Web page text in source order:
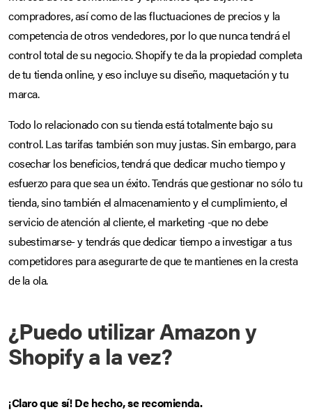
compradores, así como de las fluctuaciones de precios y la
competencia de otros vendedores, por lo que nunca tendrá el
control total de su negocio. Shopify te da la propiedad completa
de tu tienda online, y eso incluye su diseño, maquetación y tu
marca.
Todo lo relacionado con su tienda está totalmente bajo su
control. Las tarifas también son muy justas. Sin embargo, para
cosechar los beneficios, tendrá que dedicar mucho tiempo y
esfuerzo para que sea un éxito. Tendrás que gestionar no sólo tu
tienda, sino también el almacenamiento y el cumplimiento, el
servicio de atención al cliente, el marketing -que no debe
subestimarse- y tendrás que dedicar tiempo a investigar a tus
competidores para asegurarte de que te mantienes en la cresta
de la ola.
¿Puedo utilizar Amazon y
Shopify a la vez?
¡Claro que sí! De hecho, se recomienda.